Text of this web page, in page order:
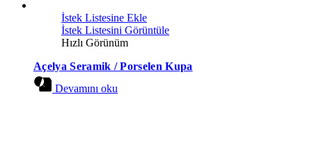
İstek Listesine Ekle
İstek Listesini Görüntüle
Hızlı Görünüm
Açelya Seramik / Porselen Kupa
Devamını oku